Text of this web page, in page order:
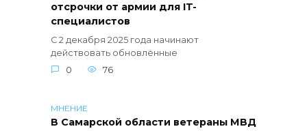
отсрочки от армии для IT-
специалистов
С 2 декабря 2025 года начинают
действовать обновлённые
0
76
МНЕНИЕ
В Самарской области ветераны МВД